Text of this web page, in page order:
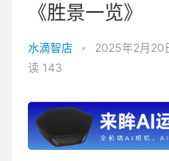
《胜景一览》
水滴智店 • 2025年2月20
读 143